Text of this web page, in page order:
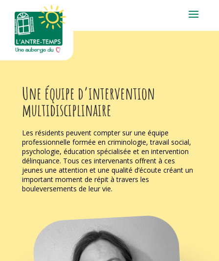
Une équipe d’intervention
multidisciplinaire
Les résidents peuvent compter sur une équipe
professionnelle formée en criminologie, travail social,
psychologie, éducation spécialisée et en intervention
délinquance. Tous ces intervenants offrent à ces
jeunes une attention et une qualité d’écoute créant un
important moment de répit à travers les
bouleversements de leur vie.